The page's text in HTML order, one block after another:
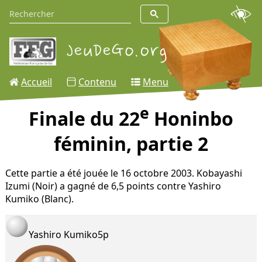
Accueil Contenu Menu
Finale du 22e Honinbo
féminin, partie 2
Cette partie a été jouée le 16 octobre 2003. Kobayashi
Izumi (Noir) a gagné de 6,5 points contre Yashiro
Kumiko (Blanc).
Yashiro Kumiko5p